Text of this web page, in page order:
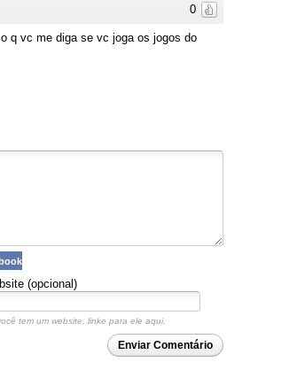
0
q vc me diga se vc joga os jogos do
(opcional)
tem um website, linke para ele aqui.
Enviar Comentário